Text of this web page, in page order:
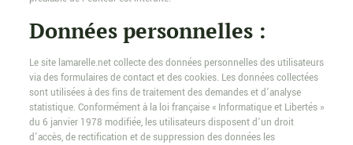
Données personnelles :
Le site lamarelle.net collecte des données personnelles des utilisateurs
via des formulaires de contact et des cookies. Les données collectées
sont utilisées à des fins de traitement des demandes et d’analyse
statistique. Conformément à la loi française « Informatique et Libertés »
du 6 janvier 1978 modifiée, les utilisateurs disposent d’un droit
d’accès, de rectification et de suppression des données les